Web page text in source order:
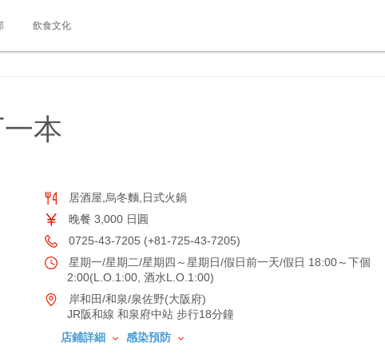
飲食文化
本
居酒屋,烏冬麵,日式火鍋
晚餐 3,000 日圓
0725-43-7205 (+81-725-43-7205)
星期一/星期二/星期四～星期日/假日前一天/假日 18:00～下個
2:00(L.O.1:00, 酒水L.O.1:00)
岸和田/和泉/泉佐野(大阪府)
JR阪和線 和泉府中站 步行18分鐘
店鋪詳細
感染預防